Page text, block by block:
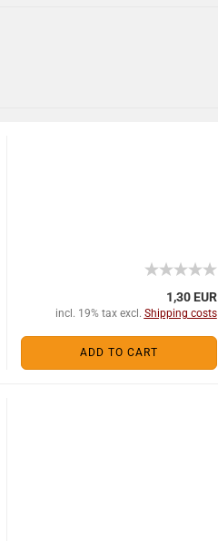
1,30 EUR
incl. 19% tax excl. Shipping costs
ADD TO CART